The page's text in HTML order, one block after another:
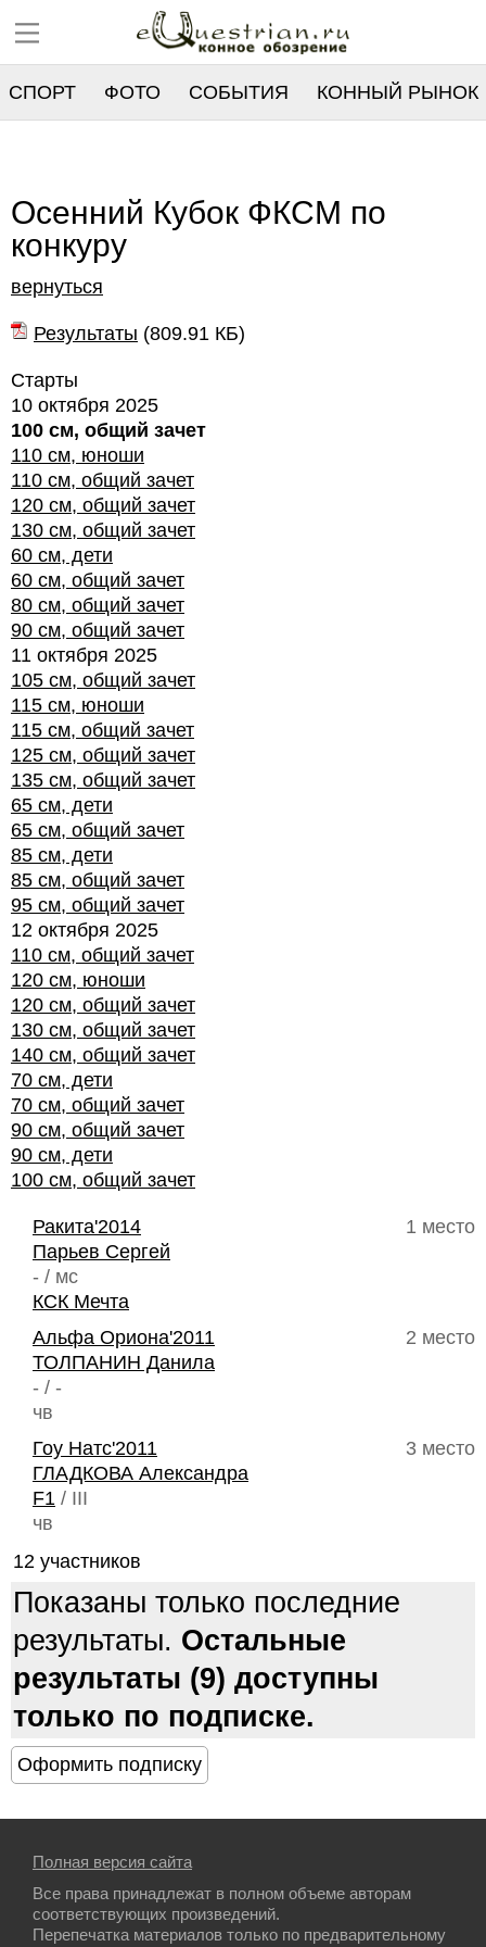
СПОРТ ФОТО СОБЫТИЯ КОННЫЙ РЫНОК
Осенний Кубок ФКСМ по
конкуру
вернуться
Результаты (809.91 КБ)
Старты
10 октября 2025
100 см, общий зачет
110 см, юноши
110 см, общий зачет
120 см, общий зачет
130 см, общий зачет
60 см, дети
60 см, общий зачет
80 см, общий зачет
90 см, общий зачет
11 октября 2025
105 см, общий зачет
115 см, юноши
115 см, общий зачет
125 см, общий зачет
135 см, общий зачет
65 см, дети
65 см, общий зачет
85 см, дети
85 см, общий зачет
95 см, общий зачет
12 октября 2025
110 см, общий зачет
120 см, юноши
120 см, общий зачет
130 см, общий зачет
140 см, общий зачет
70 см, дети
70 см, общий зачет
90 см, общий зачет
90 см, дети
100 см, общий зачет
1 место
Ракита'2014
Парьев Сергей
- / мс
КСК Мечта
2 место
Альфа Ориона'2011
ТОЛПАНИН Данила
- / -
чв
3 место
Гоу Натс'2011
ГЛАДКОВА Александра
F1 / III
чв
12 участников
Показаны только последние
результаты. Остальные
результаты (9) доступны
только по подписке.
Полная версия сайта
Все права принадлежат в полном объеме авторам
соответствующих произведений.
Перепечатка материалов только по предварительному